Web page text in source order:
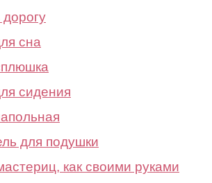
сна
сидения
для подушки
как своими руками